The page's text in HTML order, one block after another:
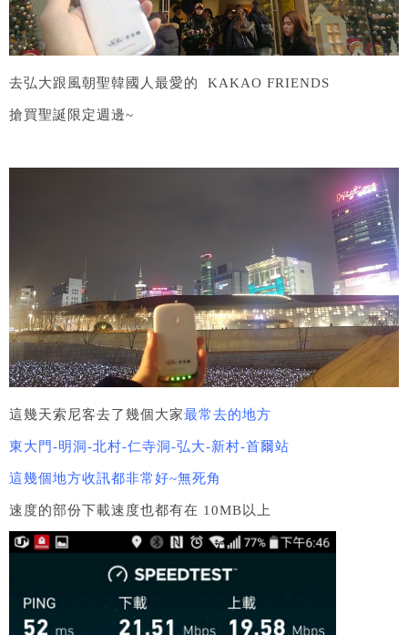
去弘大跟風朝聖韓國人最愛的 KAKAO FRIENDS
搶買聖誕限定週邊~
這幾天索尼客去了幾個大家最常去的地方
東大門-明洞-北村-仁寺洞-弘大-新村-首爾站
這幾個地方收訊都非常好~無死角
速度的部份下載速度也都有在 10MB以上